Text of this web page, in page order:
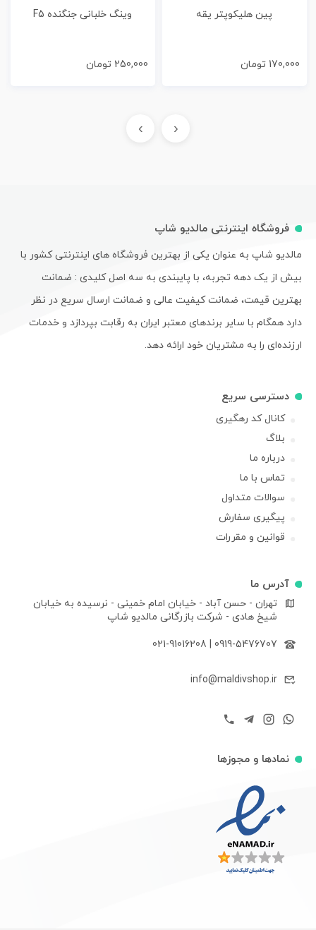
پین هلیکوپتر یقه
170,000 تومان
وینگ خلبانی جنگنده F5
250,000 تومان
‹
›
فروشگاه اینترنتی مالدیو شاپ
مالدیو شاپ به عنوان یکی از بهترین فروشگاه های اینترنتی کشور با
بیش از یک دهه تجربه، با پایبندی به سه اصل کلیدی : ضمانت
بهترین قیمت، ضمانت کیفیت عالی و ضمانت ارسال سریع در نظر
دارد همگام با سایر برندهای معتبر ایران به رقابت بپردازد و خدمات
ارزنده‌ای را به مشتریان خود ارائه دهد.
دسترسی سریع
کانال کد رهگیری
بلاگ
درباره ما
تماس با ما
سوالات متداول
پیگیری سفارش
قوانین و مقررات
آدرس ما
تهران - حسن آباد - خیابان امام خمینی - نرسیده به خیابان
شیخ هادی - شرکت بازرگانی مالدیو شاپ
0919-5476707
021-91016208
info@maldivshop.ir
نمادها و مجوزها